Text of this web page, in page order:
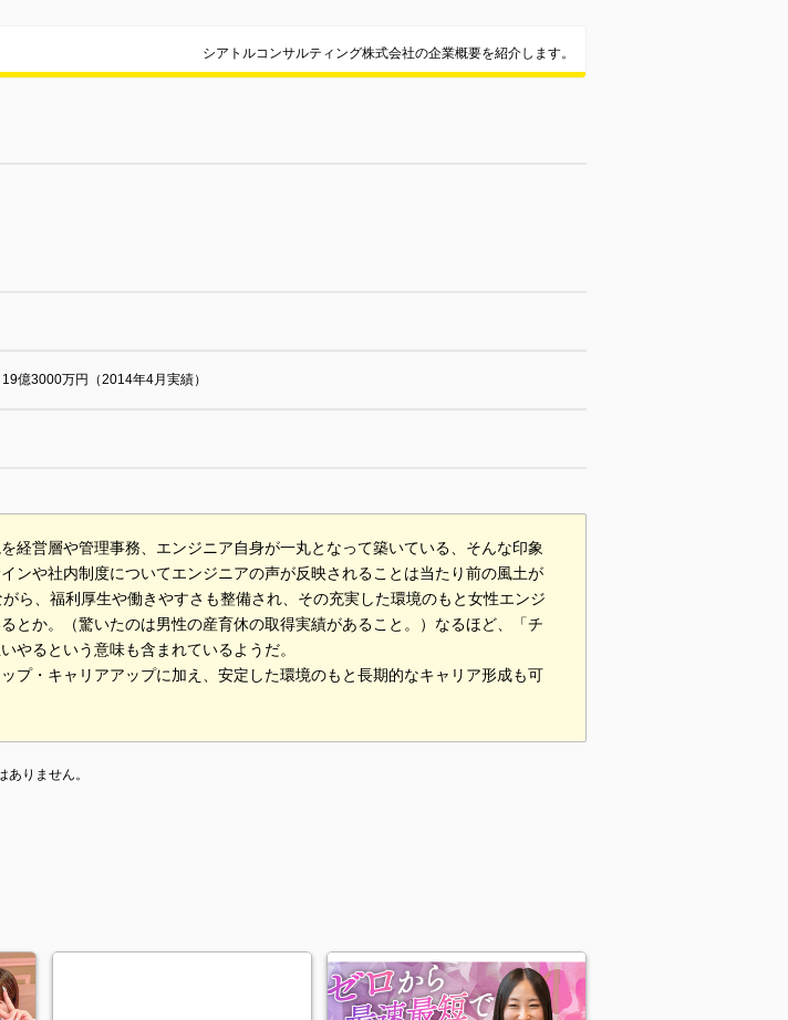
シアトルコンサルティング株式会社の企業概要を紹介します。
億3000万円（2014年4月実績）
経営層や管理事務、エンジニア自身が一丸となって築いている、そんな印象
ンや社内制度についてエンジニアの声が反映されることは当たり前の風土が
ら、福利厚生や働きやすさも整備され、その充実した環境のもと女性エンジ
とか。（驚いたのは男性の産育休の取得実績があること。）なるほど、「チ
やるという意味も含まれているようだ。
プ・キャリアアップに加え、安定した環境のもと長期的なキャリア形成も可
りません。